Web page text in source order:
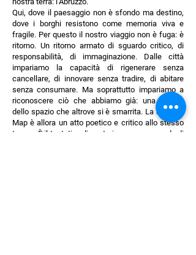
Qui, dove il paesaggio non è sfondo ma destino,
dove i borghi resistono come memoria viva e
fragile. Per questo il nostro viaggio non è fuga: è
ritorno. Un ritorno armato di sguardo critico, di
responsabilità, di immaginazione. Dalle città
impariamo la capacità di rigenerare senza
cancellare, di innovare senza tradire, di abitare
senza consumare. Ma soprattutto impariamo a
riconoscere ciò che abbiamo già: una qualità
dello spazio che altrove si è smarrita. La Journey
Map è allora un atto poetico e critico allo stesso
tempo. È il tentativo di costruire un nuovo modo di